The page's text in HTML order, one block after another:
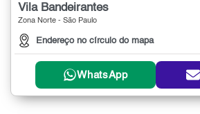
Vila Bandeirantes
Zona Norte - São Paulo
Endereço no círculo do mapa
WhatsApp